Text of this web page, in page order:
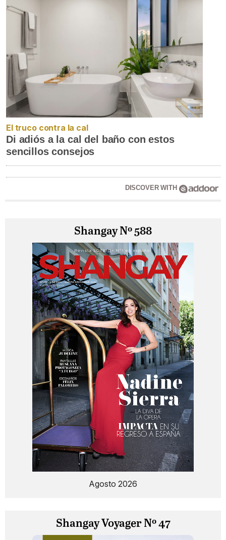
El truco contra la cal
Di adiós a la cal del baño con estos
sencillos consejos
DISCOVER WITH
Shangay Nº 588
Agosto 2026
Shangay Voyager Nº 47